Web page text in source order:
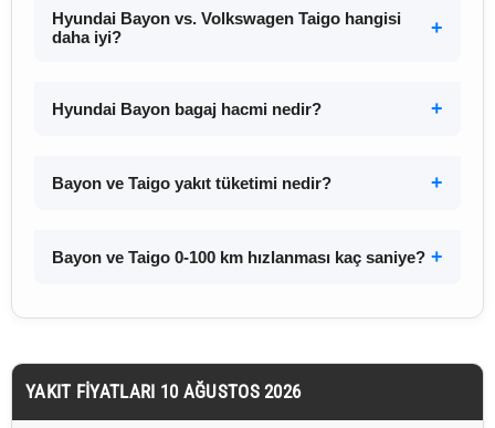
Hyundai Bayon vs. Volkswagen Taigo hangisi
daha iyi?
Hyundai Bayon bagaj hacmi nedir?
Bayon ve Taigo yakıt tüketimi nedir?
Bayon ve Taigo 0-100 km hızlanması kaç saniye?
YAKIT FIYATLARI 10 AĞUSTOS 2026